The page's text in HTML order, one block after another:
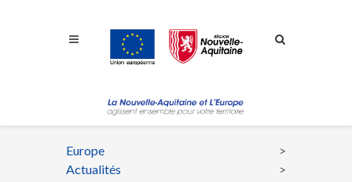
Fil
Europe
Actualités